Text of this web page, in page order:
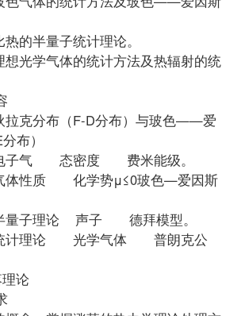
半量子统计理论。
光学气体的统计方法及热辐射的统
分布（F-D分布）与玻色——爱
布）
子气 态密度 费米能级。
性质 化学势μ≤0玻色—爱因斯
子理论 声子 德拜模型。
计理论 光学气体 普朗克公
论